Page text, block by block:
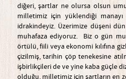
diğeri, şartlar ne olursa olsun
milletimiz için yüklendiği manayı
idrakindeyiz. Üzerimize düşeni
muhafaza ediyoruz. Biz o gün
örtülü, fiili veya ekonomi kılıfına
çizilmiş, tarihin çöp tenekesine
işbirlikçileri de ve yine kaba güçle